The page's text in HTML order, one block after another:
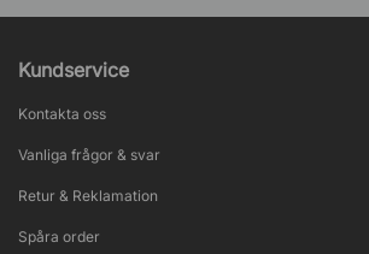
Kundservice
Kontakta oss
Vanliga frågor & svar
Retur & Reklamation
Spåra order